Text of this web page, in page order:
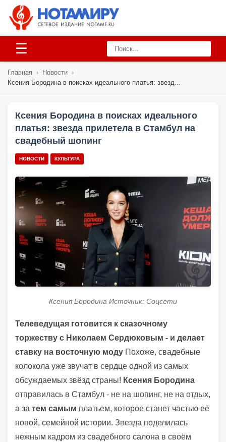
☰
Главная › Новости ›
Ксения Бородина в поисках идеального платья: звезд...
Ксения Бородина в поисках идеального
платья: звезда прилетела в Стамбул на
свадебный шопинг
НОВОСТИ КУЛЬТУРА
Ксения Бородина Источник: Соцсети
Телеведущая готовится к сказочному
торжеству с Николаем Сердюковым - и делает
ставку на восточную моду Похоже, свадебные
колокола уже звучат в сердце одной из самых
обсуждаемых звёзд страны! Ксения Бородина
отправилась в Стамбул - не на шопинг, не на отдых,
а за тем самым платьем, которое станет частью её
новой, семейной истории. Звезда поделилась
нежным кадром из свадебного салона в своём